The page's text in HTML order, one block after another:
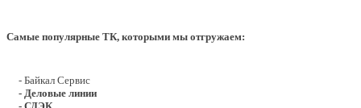
Самые популярные ТК, которыми мы отгружаем:
- Байкал Сервис
- Деловые линии